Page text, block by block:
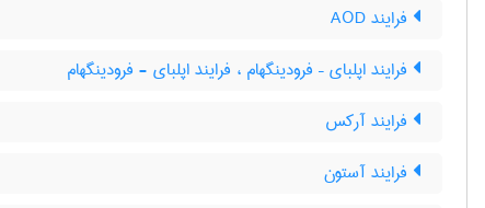
فرایند AOD
فرایند اپلبای – فرودینگهام ، فرایند اپلبای - فرودینگهام
فرایند آرکس
فرایند آستون